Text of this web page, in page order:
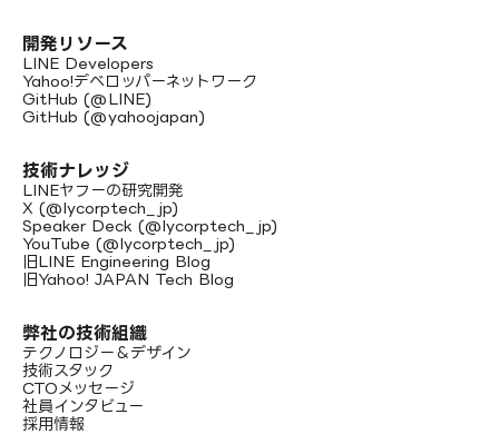
開発リソース
LINE Developers
Yahoo!デベロッパーネットワーク
GitHub (@LINE)
GitHub (@yahoojapan)
技術ナレッジ
LINEヤフーの研究開発
X (@lycorptech_jp)
Speaker Deck (@lycorptech_jp)
YouTube (@lycorptech_jp)
旧LINE Engineering Blog
旧Yahoo! JAPAN Tech Blog
弊社の技術組織
テクノロジー＆デザイン
技術スタック
CTOメッセージ
社員インタビュー
採用情報